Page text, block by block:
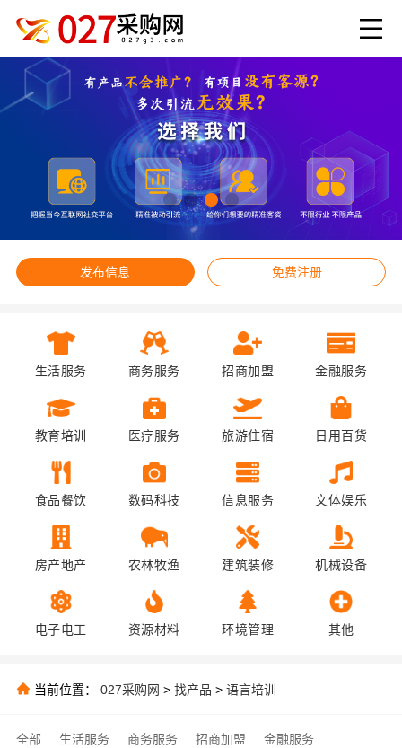
发布信息 免费注册
生活服务 商务服务 招商加盟 金融服务
教育培训 医疗服务 旅游住宿 日用百货
食品餐饮 数码科技 信息服务 文体娱乐
房产地产 农林牧渔 建筑装修 机械设备
电子电工 资源材料 环境管理 其他
当前位置： 027采购网 > 找产品 > 语言培训
全部 生活服务 商务服务 招商加盟
金融服务